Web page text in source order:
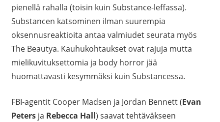
pienellä rahalla (toisin kuin Substance-leffassa).
Substancen katsominen ilman suurempia
oksennusreaktioita antaa valmiudet seurata myös
The Beautya. Kauhukohtaukset ovat rajuja mutta
mielikuvituksettomia ja body horror jää
huomattavasti kesymmäksi kuin Substancessa.
FBI-agentit Cooper Madsen ja Jordan Bennett (Evan
Petersja Rebecca Hall) saavat tehtäväkseen